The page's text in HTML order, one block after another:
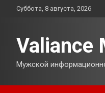
ПерейтиСуббота, 8 августа, 2026
Valiance
Мужской